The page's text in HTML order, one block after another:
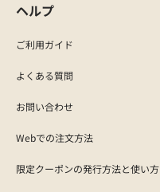
ヘルプ
ご利用ガイド
よくある質問
お問い合わせ
Webでの注文方法
限定クーポンの発行方法と使い方